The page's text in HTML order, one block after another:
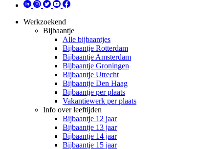
Werkzoekend
Bijbaantje
Alle bijbaantjes
Bijbaantje Rotterdam
Bijbaantje Amsterdam
Bijbaantje Groningen
Bijbaantje Utrecht
Bijbaantje Den Haag
Bijbaantje per plaats
Vakantiewerk per plaats
Info over leeftijden
Bijbaantje 12 jaar
Bijbaantje 13 jaar
Bijbaantje 14 jaar
Bijbaantje 15 jaar